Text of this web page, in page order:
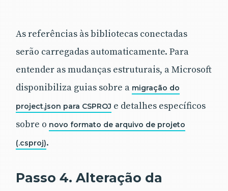
As referências às bibliotecas conectadas
serão carregadas automaticamente. Para
entender as mudanças estruturais, a Microsoft
disponibiliza guias sobre a migração do
project.json para CSPROJ e detalhes específicos
sobre o novo formato de arquivo de projeto
(.csproj).
Passo 4. Alteração da